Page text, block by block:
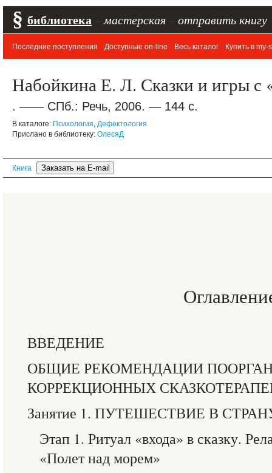
§ библиотека мастерская отправить книгу
Последние поступления Доступные on-line Весь каталог Купить в my-
Набойкина Е. Л. Сказки и игры с
. —— СПб.: Речь, 2006. — 144 с.
В каталоге: Психология, Дефектология
Прислано в библиотеку: ОлесяД
Книга
ВВЕДЕНИЕ
ОБЩИЕ РЕКОМЕНДАЦИИ
КОРРЕКЦИОННЫХ
Занятие 1. ПУТЕШЕСТВИЕ В
Этап 1. Ритуал «входа» в сказку.
«Полет над морем»